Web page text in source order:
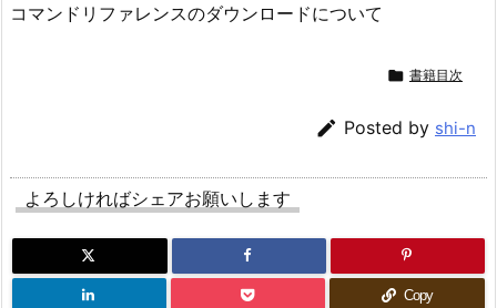
コマンドリファレンスのダウンロードについて
 書籍目次
 Posted by shi-n
よろしければシェアお願いします
Copy